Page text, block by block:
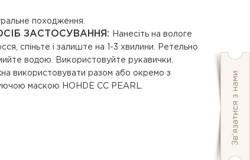
походження.
ЗАСТОСУВАННЯ:
Нанесіть на вологе
спіньте і залиште на 1-3 хвилини. Ретельно
водою. Використовуйте рукавички.
використовувати разом або окремо з
маскою HOHDE CC PEARL.